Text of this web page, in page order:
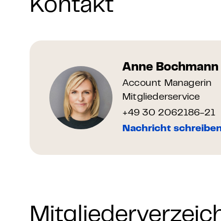
Weitere
Product Design
Product Management
Kontakt
Anne Bochmann
Account Managerin
Mitgliederservice
+49 30 2062186-21
Nachricht